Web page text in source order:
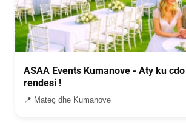
ASAA Events Kumanove - Aty ku
rendesi !
📍 Mateç dhe Kumanove